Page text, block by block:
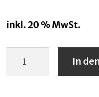
inkl. 20 % MwSt.
In